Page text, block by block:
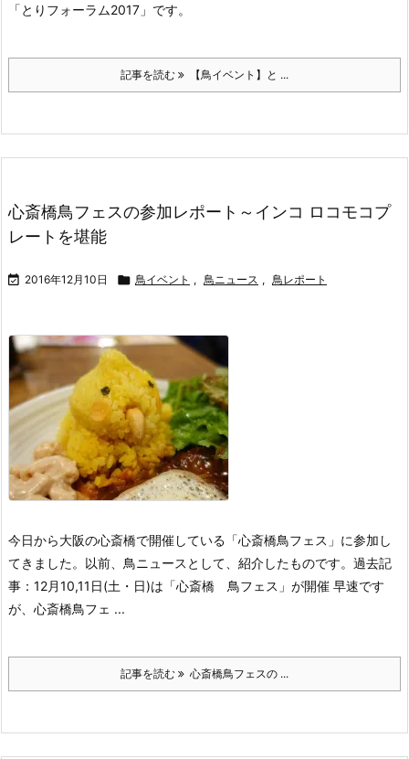
「とりフォーラム2017」です。
記事を読む 【鳥イベント】と ...
心斎橋鳥フェスの参加レポート～インコ ロコモコプ
レートを堪能
 2016年12月10日  鳥イベント , 鳥ニュース , 鳥レポート
今日から大阪の心斎橋で開催している「心斎橋鳥フェス」に参加し
てきました。以前、鳥ニュースとして、紹介したものです。 過去記
事：12月10,11日(土・日)は「心斎橋 鳥フェス」が開催 早速です
が、心斎橋鳥フェ ...
記事を読む 心斎橋鳥フェスの ...